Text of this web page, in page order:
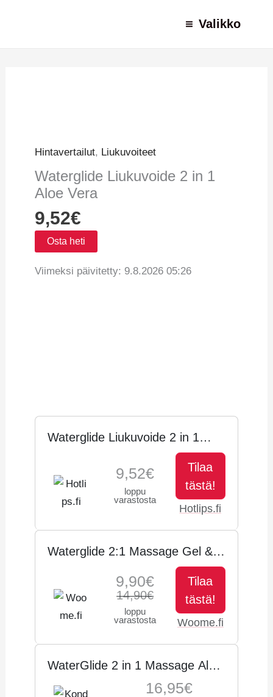
Valikko
Hintavertailut, Liukuvoiteet
Waterglide Liukuvoide 2 in 1
Aloe Vera
9,52€
Osta heti
Viimeksi päivitetty: 9.8.2026 05:26
Waterglide Liukuvoide 2 in 1
9,52€
loppu
varastosta
Tilaa
tästä!
Hotlips.fi
Waterglide 2:1 Massage Gel &
Aloe Vera Lubricant 300ml
Liuku&hierontavoide
9,90€
14,90€
loppu
varastosta
Tilaa
tästä!
Woome.fi
WaterGlide 2 in 1 Massage Aloe
Vera 300 ml
16,95€